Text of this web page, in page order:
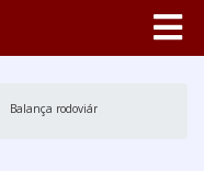
Balança rodoviária sobre piso